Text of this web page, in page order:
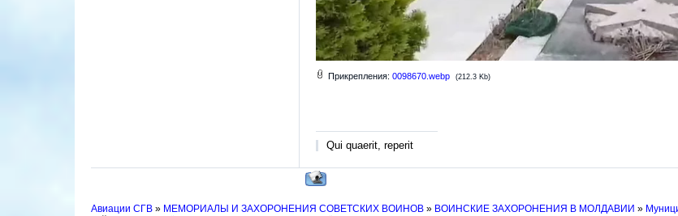
Прикрепления: 0098670.webp (212.3 Kb)
Qui quaerit, reperit
Авиации СГВ » МЕМОРИАЛЫ И ЗАХОРОНЕНИЯ СОВЕТСКИХ ВОИНОВ » ВОИНСКИЕ ЗАХОРОНЕНИЯ В МОЛДАВИИ »